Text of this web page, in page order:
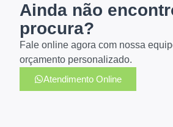
Ainda não
procura?
Fale online agora com nossa
orçamento personalizado.
Atendimento Online